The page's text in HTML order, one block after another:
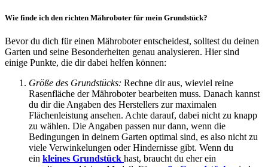
Wie finde ich den richten Mähroboter für mein Grundstück?
Bevor du dich für einen Mähroboter entscheidest, solltest du deinen
Garten und seine Besonderheiten genau analysieren. Hier sind
einige Punkte, die dir dabei helfen können:
Größe des Grundstücks: Rechne dir aus, wieviel reine
Rasenfläche der Mähroboter bearbeiten muss. Danach kannst
du dir die Angaben des Herstellers zur maximalen
Flächenleistung ansehen. Achte darauf, dabei nicht zu knapp
zu wählen. Die Angaben passen nur dann, wenn die
Bedingungen in deinem Garten optimal sind, es also nicht zu
viele Verwinkelungen oder Hindernisse gibt. Wenn du
ein kleines Grundstück hast, braucht du eher ein